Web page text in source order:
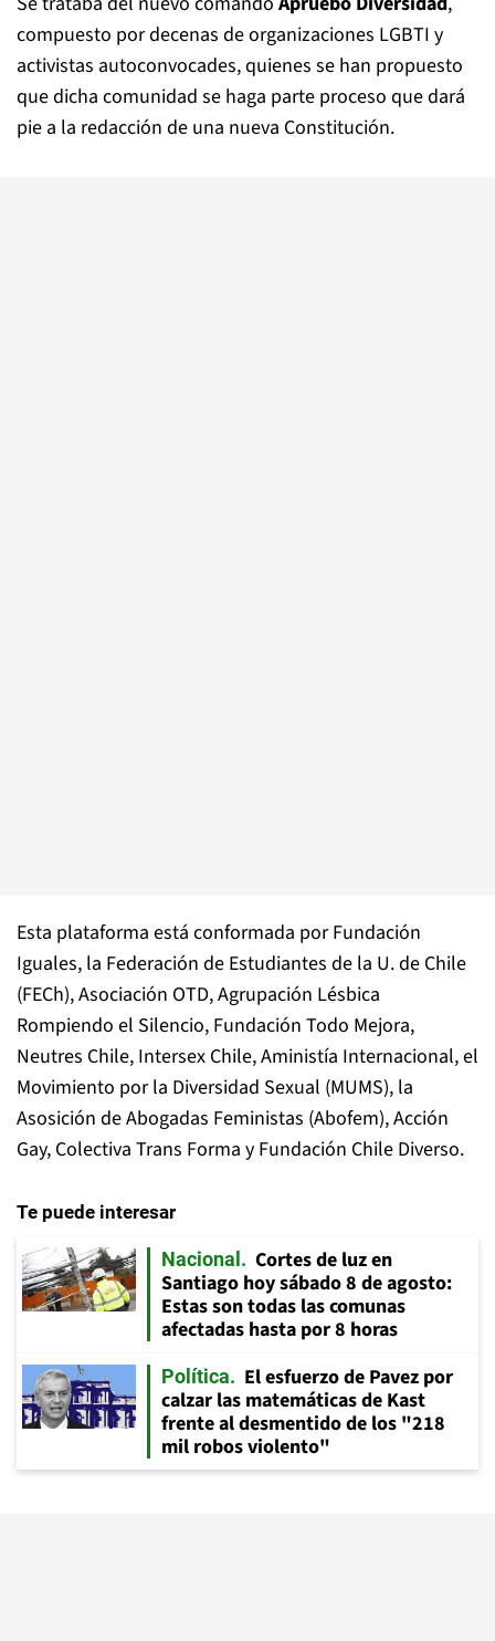
compuesto por decenas de organizaciones LGBTI y
activistas autoconvocades, quienes se han propuesto
que dicha comunidad se haga parte proceso que dará
pie a la redacción de una nueva Constitución.
Esta plataforma está conformada por Fundación
Iguales, la Federación de Estudiantes de la U. de Chile
(FECh), Asociación OTD, Agrupación Lésbica
Rompiendo el Silencio, Fundación Todo Mejora,
Neutres Chile, Intersex Chile, Aministía Internacional, el
Movimiento por la Diversidad Sexual (MUMS), la
Asosición de Abogadas Feministas (Abofem), Acción
Gay, Colectiva Trans Forma y Fundación Chile Diverso.
Te puede interesar
Nacional
Cortes de luz en
Santiago hoy sábado 8 de agosto:
Estas son todas las comunas
afectadas hasta por 8 horas
Política
El esfuerzo de Pavez por
calzar las matemáticas de Kast
frente al desmentido de los "218
mil robos violento"